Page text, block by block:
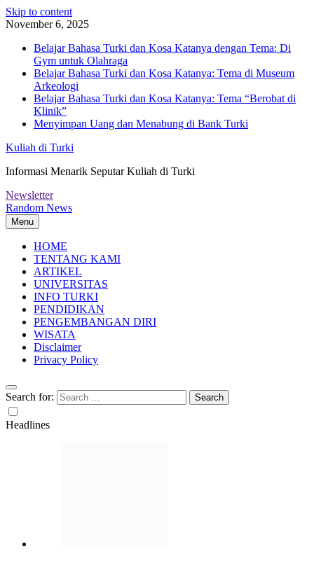
Skip to content
November 6, 2025
Belajar Bahasa Turki dan Kosa Katanya dengan Tema: Di
Gym untuk Olahraga
Belajar Bahasa Turki dan Kosa Katanya: Tema di Museum
Arkeologi
Belajar Bahasa Turki dan Kosa Katanya: Tema “Berobat di
Klinik”
Menyimpan Uang dan Menabung di Bank Turki
Kuliah di Turki
Informasi Menarik Seputar Kuliah di Turki
Newsletter
Random News
Menu
HOME
TENTANG KAMI
ARTIKEL
UNIVERSITAS
INFO TURKI
PENDIDIKAN
PENGEMBANGAN DIRI
WISATA
Disclaimer
Privacy Policy
Search for:
Headlines